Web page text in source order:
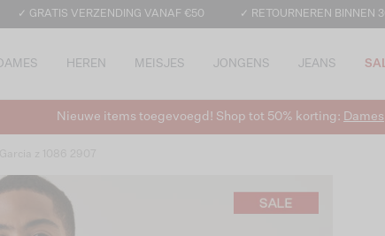
✓ GRATIS VERZENDING VANAF €50 ✓ RETOURNEREN BINNEN
DAMES HEREN MEISJES JONGENS JEANS
Nieuwe items toegevoegd! Shop tot 50% korting: Dames